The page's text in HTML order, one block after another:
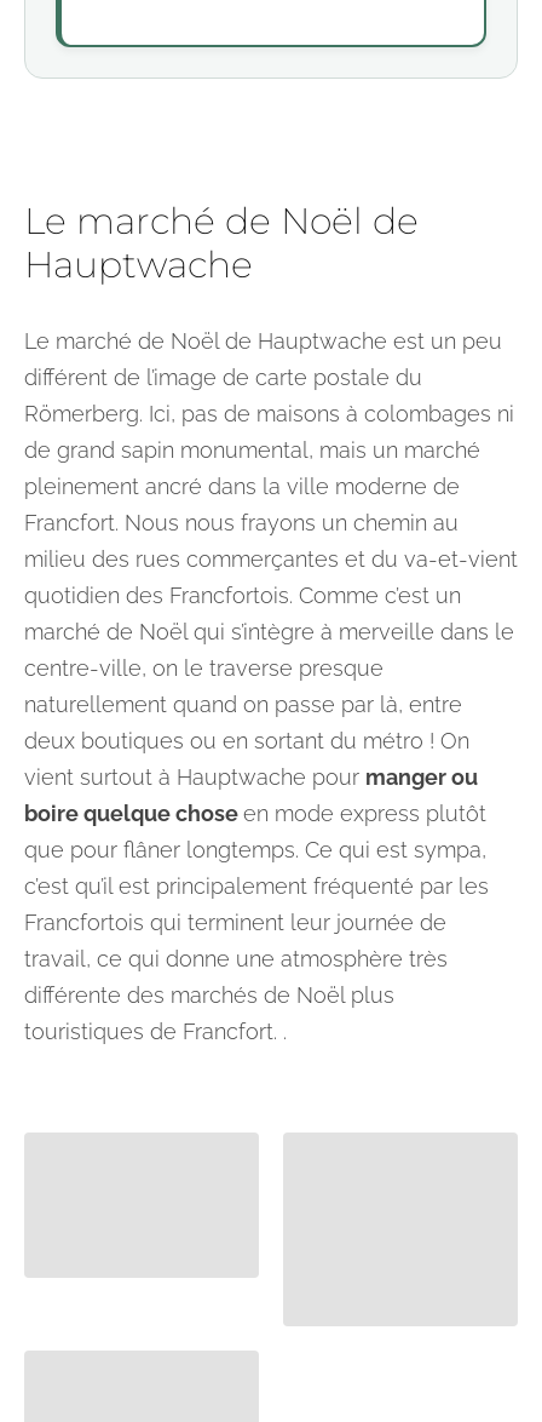
Le marché de Noël de
Hauptwache
Le marché de Noël de Hauptwache est un peu
différent de l’image de carte postale du
Römerberg. Ici, pas de maisons à colombages ni
de grand sapin monumental, mais un marché
pleinement ancré dans la ville moderne de
Francfort. Nous nous frayons un chemin au
milieu des rues commerçantes et du va-et-vient
quotidien des Francfortois. Comme c’est un
marché de Noël qui s’intègre à merveille dans le
centre-ville, on le traverse presque
naturellement quand on passe par là, entre
deux boutiques ou en sortant du métro ! On
vient surtout à Hauptwache pour manger ou
boire quelque choseen mode express plutôt
que pour flâner longtemps. Ce qui est sympa,
c’est qu’il est principalement fréquenté par les
Francfortois qui terminent leur journée de
travail, ce qui donne une atmosphère très
différente des marchés de Noël plus
touristiques de Francfort. .